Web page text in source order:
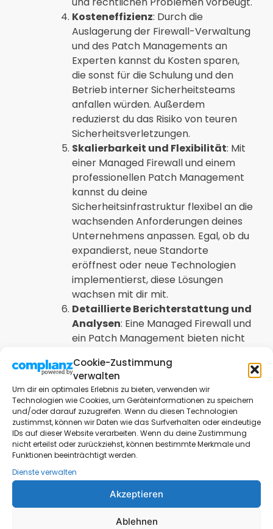
Cookie-Zustimmung
verwalten
Um dir ein optimales Erlebnis zu bieten, verwenden wir
Technologien wie Cookies, um Geräteinformationen zu speichern
und/oder darauf zuzugreifen. Wenn du diesen Technologien
zustimmst, können wir Daten wie das Surfverhalten oder eindeutige
IDs auf dieser Website verarbeiten. Wenn du deine Zustimmung
nicht erteilst oder zurückziehst, können bestimmte Merkmale und
Funktionen beeinträchtigt werden.
Dienste verwalten
Akzeptieren
Ablehnen
Kosteneffizienz: Durch die
Auslagerung der Firewall-Verwaltung
und des Patch Managements an
Experten kannst du Kosten sparen,
die sonst für die Schulung und den
Betrieb interner Sicherheitsteams
anfallen würden. Außerdem
reduzierst du das Risiko von teuren
Sicherheitsverletzungen.
Skalierbarkeit und Flexibilität: Mit
einer Managed Firewall und einem
professionellen Patch Management
kannst du deine
Sicherheitsinfrastruktur flexibel an die
wachsenden Anforderungen deines
Unternehmens anpassen. Egal, ob du
expandierst, neue Standorte
eröffnest oder neue Technologien
implementierst, diese Lösungen
wachsen mit dir mit.
Detaillierte Berichterstattung und
Analysen: Eine Managed Firewall und
ein Patch Management bieten nicht
Transparenz. Du erhältst detaillierte
Berichte und Analysen über den
Status deiner Sicherheitsinfrastruktur,
um potenzielle Bedrohungen
frühzeitig zu erkennen und proaktiv zu
handeln.
Umfassender Support und
Expertise
mit einem erfahrenen Anbieter für
Managed Firewall und Patch